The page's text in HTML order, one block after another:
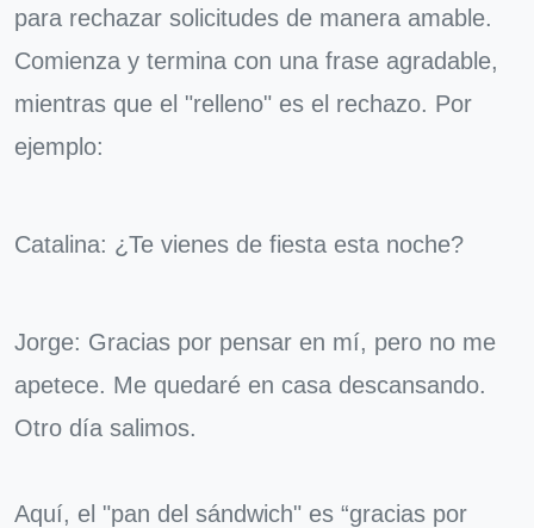
para rechazar solicitudes de manera amable.
Comienza y termina con una frase agradable,
mientras que el "relleno" es el rechazo. Por
ejemplo:
Catalina: ¿Te vienes de fiesta esta noche?
Jorge: Gracias por pensar en mí, pero no me
apetece. Me quedaré en casa descansando.
Otro día salimos.
Aquí, el "pan del sándwich" es “gracias por